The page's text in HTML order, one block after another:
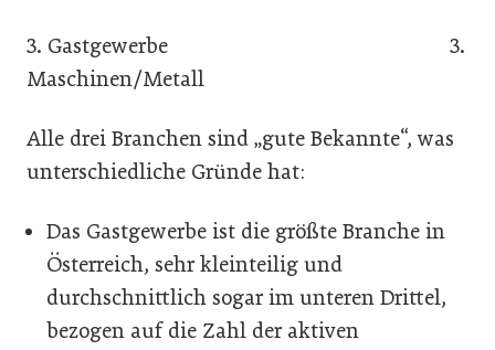
3. Gastgewerbe 3.
Maschinen/Metall
Alle drei Branchen sind „gute Bekannte“, was
unterschiedliche Gründe hat:
Das Gastgewerbe ist die größte Branche in
Österreich, sehr kleinteilig und
durchschnittlich sogar im unteren Drittel,
bezogen auf die Zahl der aktiven